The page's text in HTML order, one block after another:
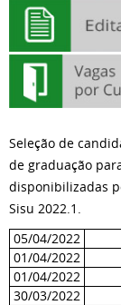
Seleção de
de graduação
disponibilizadas
Sisu 2022.1.
05/04/2022
01/04/2022
01/04/2022
30/03/2022